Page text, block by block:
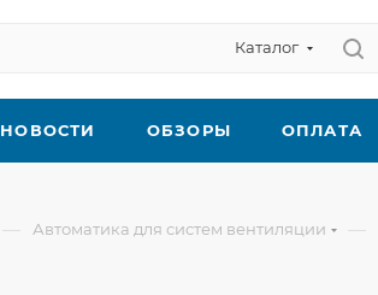
Каталог
НОВОСТИ ОБЗОРЫ ОПЛАТА
— Автоматика для систем вентиляции —